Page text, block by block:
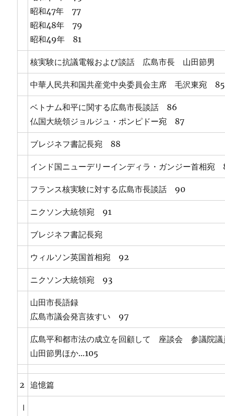
昭和47年 77
昭和48年 79
昭和49年 81
核実験に抗議電報および談話 広島市長 山田節男
中華人民共和国共産党中央委員会主席 毛沢東宛 85
ベトナム和平に関する広島市長談話 86
仏国大統領ジョルジュ・ポンピドー宛 87
ブレジネフ書記長宛 88
インド国ニューデリーインディラ・ガンジー首相宛
フランス核実験に対する広島市長談話 90
ニクソン大統領宛 91
ブレジネフ書記長宛
ウィルソン英国首相宛 92
ニクソン大統領宛 93
山田市長語録
広島市議会発言抜すい 97
広島平和都市法の成立を回顧して 座談会 参議院
山田節男ほか…105
2 追憶篇
Ⅰ